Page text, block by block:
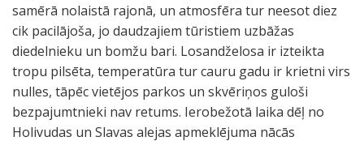
samērā nolaistā rajonā, un atmosfēra tur neesot diez
cik pacilājoša, jo daudzajiem tūristiem uzbāžas
diedelnieku un bomžu bari. Losandželosa ir izteikta
tropu pilsēta, temperatūra tur cauru gadu ir krietni virs
nulles, tāpēc vietējos parkos un skvēriņos guloši
bezpajumtnieki nav retums. Ierobežotā laika dēļ no
Holivudas un Slavas alejas apmeklējuma nācās